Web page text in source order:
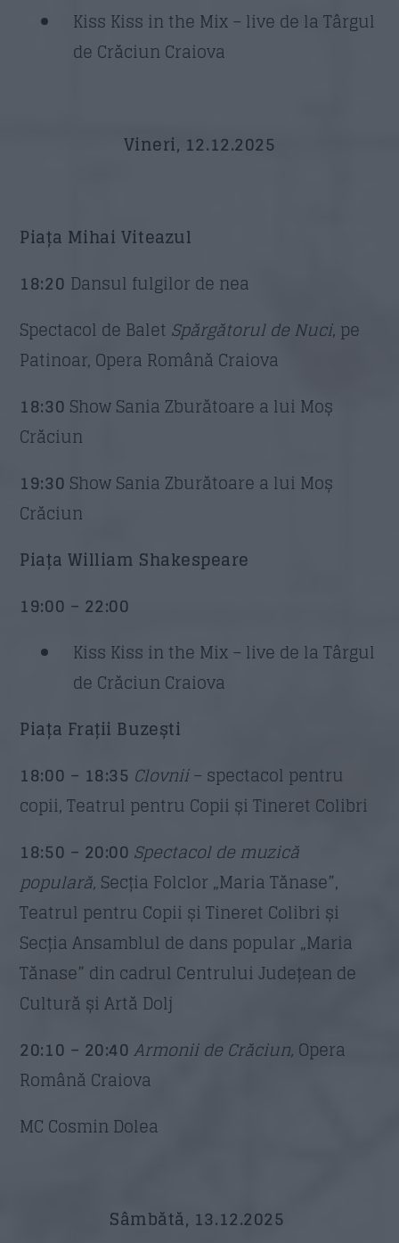
Kiss Kiss in the Mix – live de la Târgul
de Crăciun Craiova
Vineri, 12.12.2025
Piața Mihai Viteazul
18:20 Dansul fulgilor de nea
Spectacol de Balet Spărgătorul de Nuci, pe
Patinoar, Opera Română Craiova
18:30 Show Sania Zburătoare a lui Moș
Crăciun
19:30 Show Sania Zburătoare a lui Moș
Crăciun
Piața William Shakespeare
19:00 – 22:00
Kiss Kiss in the Mix – live de la Târgul
de Crăciun Craiova
Piața Frații Buzești
18:00 – 18:35 Clovnii– spectacol pentru
copii, Teatrul pentru Copii și Tineret Colibri
18:50 – 20:00 Spectacol de muzică
populară, Secția Folclor „Maria Tănase”,
Teatrul pentru Copii și Tineret Colibri și
Secția Ansamblul de dans popular „Maria
Tănase” din cadrul Centrului Județean de
Cultură și Artă Dolj
20:10 – 20:40 Armonii de Crăciun, Opera
Română Craiova
MC Cosmin Dolea
Sâmbătă, 13.12.2025